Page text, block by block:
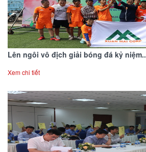
Lên ngôi vô địch giải bóng đá kỷ
Xem chi tiết